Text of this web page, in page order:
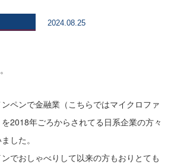
2024.08.25
ペンで金融業（こちらではマイクロファ
2018年ごろからされてる日系企業の方々
した。
でおしゃべりして以来の方もおりとても